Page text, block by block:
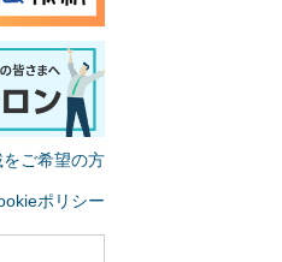
をご希望の方
ポリシー